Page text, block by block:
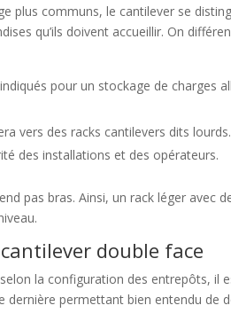
plus communs, le cantilever se
qu’ils doivent accueillir. On
pour un stockage de charges
vers des racks cantilevers dits
des installations et des opérateurs.
pas bras. Ainsi, un rack léger avec
double face
la configuration des entrepôts, il
dernière permettant bien entendu de